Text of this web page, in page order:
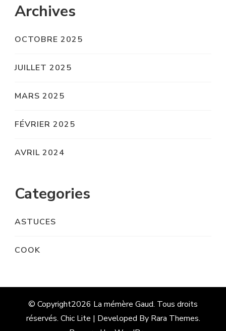
Archives
OCTOBRE 2025
JUILLET 2025
MARS 2025
FÉVRIER 2025
AVRIL 2024
Categories
ASTUCES
COOK
© Copyright2026 La mémère Gaud. Tous droits
réservés. Chic Lite | Developed By Rara Themes.